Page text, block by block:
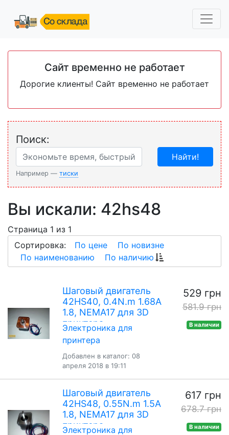
Сайт временно не работает
Дорогие клиенты! Сайт временно не работает
Поиск:
Например — тиски
Найти!
Вы искали: 42hs48
Страница 1 из 1
Сортировка:
По цене
По новизне
По наименованию
По наличию
Шаговый двигатель
42HS40, 0.4N.m 1.68A
1.8, NEMA17 для 3D
принтера
Электроника для
принтера
Добавлен в каталог: 08
апреля 2018 в 19:11
529 грн
581.9 грн
В наличии
Шаговый двигатель
42HS48, 0.55N.m 1.5A
1.8, NEMA17 для 3D
принтера
Электроника для
617 грн
678.7 грн
В наличии